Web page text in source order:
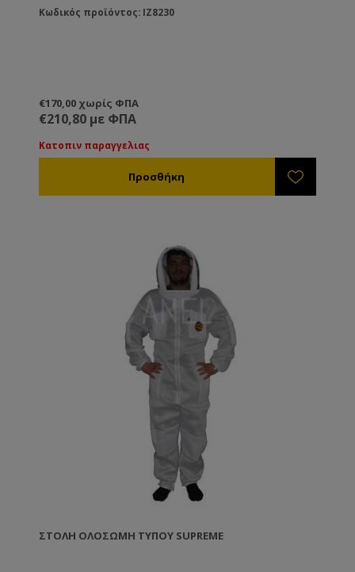
Κωδικός προϊόντος: IZ8230
€170,00 χωρίς ΦΠΑ
€210,80 με ΦΠΑ
Κατοπιν παραγγελιας
ΣΤΟΛΉ ΟΛΌΣΩΜΗ ΤΎΠΟΥ SUPREME